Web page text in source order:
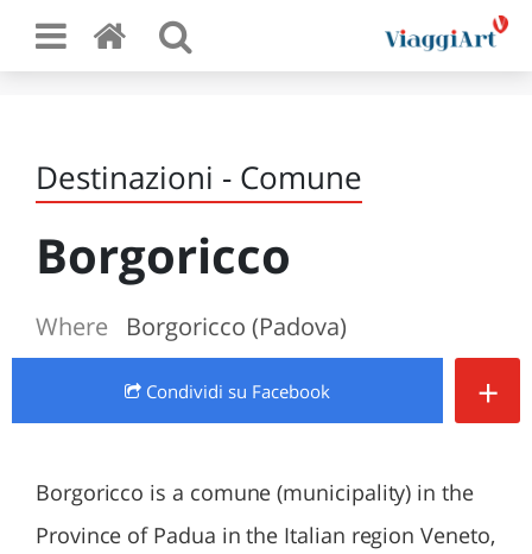
Destinazioni - Comune
Borgoricco
Where Borgoricco (Padova)
Condividi su Facebook +
Borgoricco is a comune (municipality) in the
Province of Padua in the Italian region Veneto,